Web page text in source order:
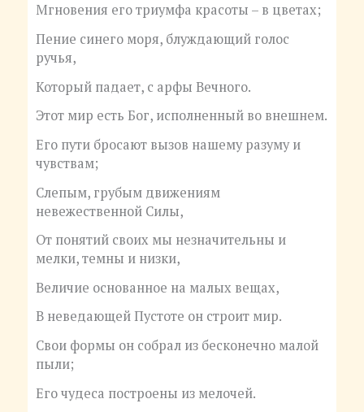
Мгновения его триумфа красоты – в цветах;
Пение синего моря, блуждающий голос
ручья,
Который падает, с арфы Вечного.
Этот мир есть Бог, исполненный во внешнем.
Его пути бросают вызов нашему разуму и
чувствам;
Слепым, грубым движениям
невежественной Силы,
От понятий своих мы незначительны и
мелки, темны и низки,
Величие основанное на малых вещах,
В неведающей Пустоте он строит мир.
Свои формы он собрал из бесконечно малой
пыли;
Его чудеса построены из мелочей.